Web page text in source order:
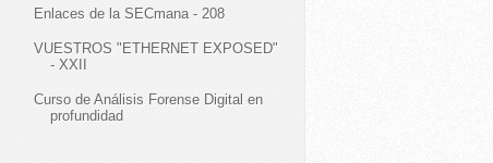
Enlaces de la SECmana - 208
VUESTROS "ETHERNET EXPOSED"
- XXII
Curso de Análisis Forense Digital en
profundidad